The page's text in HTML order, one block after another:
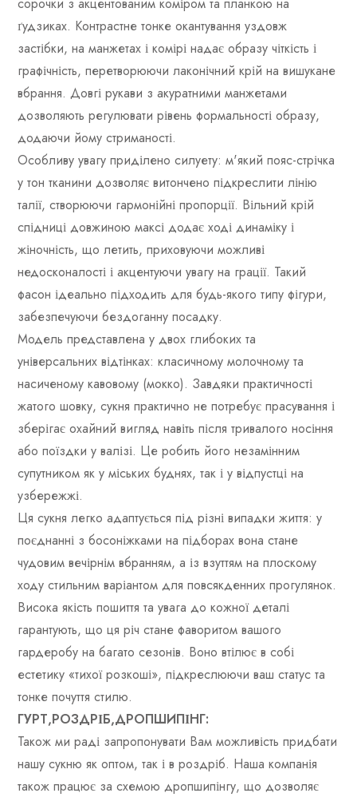
сорочки з акцентованим коміром та планкою на
ґудзиках. Контрастне тонке окантування уздовж
застібки, на манжетах і комірі надає образу чіткість і
графічність, перетворюючи лаконічний крій на вишукане
вбрання. Довгі рукави з акуратними манжетами
дозволяють регулювати рівень формальності образу,
додаючи йому стриманості.
Особливу увагу приділено силуету: м'який пояс-стрічка
у тон тканини дозволяє витончено підкреслити лінію
талії, створюючи гармонійні пропорції. Вільний крій
спідниці довжиною максі додає ході динаміку і
жіночність, що летить, приховуючи можливі
недосконалості і акцентуючи увагу на грації. Такий
фасон ідеально підходить для будь-якого типу фігури,
забезпечуючи бездоганну посадку.
Модель представлена ​​у двох глибоких та
універсальних відтінках: класичному молочному та
насиченому кавовому (мокко). Завдяки практичності
жатого шовку, сукня практично не потребує прасування і
зберігає охайний вигляд навіть після тривалого носіння
або поїздки у валізі. Це робить його незамінним
супутником як у міських буднях, так і у відпустці на
узбережжі.
Ця сукня легко адаптується під різні випадки життя: у
поєднанні з босоніжками на підборах вона стане
чудовим вечірнім вбранням, а із взуттям на плоскому
ходу стильним варіантом для повсякденних прогулянок.
Висока якість пошиття та увага до кожної деталі
гарантують, що ця річ стане фаворитом вашого
гардеробу на багато сезонів. Воно втілює в собі
естетику «тихої розкоші», підкреслюючи ваш статус та
тонке почуття стилю.
ГУРТ,РОЗДРІБ,ДРОПШИПІНГ:
Також ми раді запропонувати Вам можливість придбати
нашу сукню як оптом, так і в роздріб. Наша компанія
також працює за схемою дропшипінгу, що дозволяє